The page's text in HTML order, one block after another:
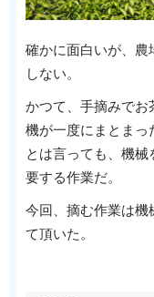
確かに面白いが、農
しない。
かつて、手摘みで
機が一度にまとまっ
とは言っても、機
要する作業だ。
今回、摘む作業は
て頂いた。